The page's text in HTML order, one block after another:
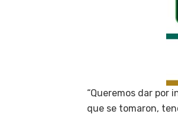
“Queremos dar por
que se tomaron,